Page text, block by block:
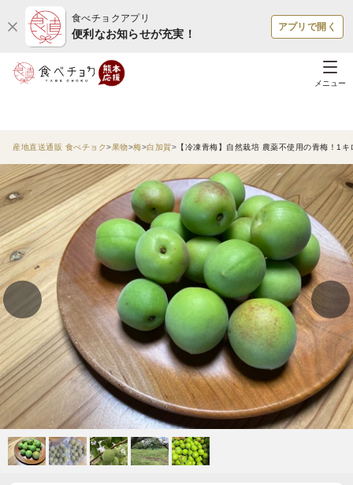
食べチョクアプリ
便利なお知らせが充実！
アプリで開く
メニュー
産地直送通販 食べチョク 果物 梅 白加賀 【冷凍青梅】自然栽培 農薬不使用の青梅！1キ